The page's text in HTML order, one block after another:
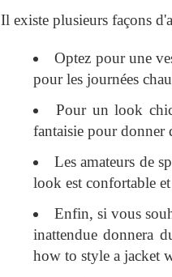
Il existe plusieurs façons
Optez pour une
pour les journées
Pour un look
fantaisie pour donner
Les amateurs de
look est confortable
Enfin, si vous
inattendue donnera
how to style a jacket